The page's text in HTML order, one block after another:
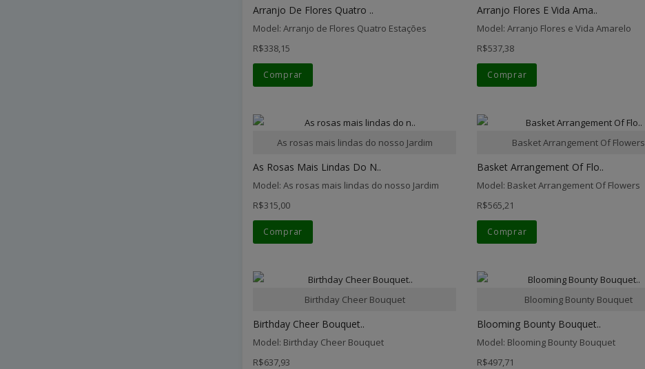
Arranjo De Flores Quatro ..
Model: Arranjo de Flores Quatro Estações
R$338,15
Comprar
Arranjo Flores E Vida Ama..
Model: Arranjo Flores e Vida Amarelo
R$537,38
Comprar
As rosas mais lindas do nosso Jardim
As Rosas Mais Lindas Do N..
Model: As rosas mais lindas do nosso Jardim
R$315,00
Comprar
Basket Arrangement Of Flowers
Basket Arrangement Of Flo..
Model: Basket Arrangement Of Flowers
R$565,21
Comprar
Birthday Cheer Bouquet
Birthday Cheer Bouquet..
Model: Birthday Cheer Bouquet
R$637,93
Blooming Bounty Bouquet
Blooming Bounty Bouquet..
Model: Blooming Bounty Bouquet
R$497,71